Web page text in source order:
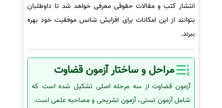
انتشار کتب و مقالات حقوقی معرفی خواهد شد تا داوطلبان
بتوانند از این امکانات برای افزایش شانس موفقیت خود بهره
ببرند.
مراحل و ساختار آزمون قضاوت
آزمون قضاوت از سه مرحله اصلی تشکیل شده است که
شامل آزمون تستی، آزمون تشریحی و مصاحبه علمی است.